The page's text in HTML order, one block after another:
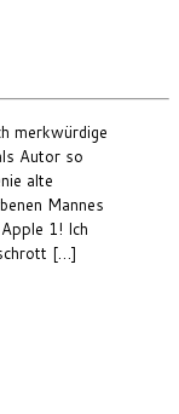
merkwürdige
Autor so
alte
Mannes
1! Ich
[…]